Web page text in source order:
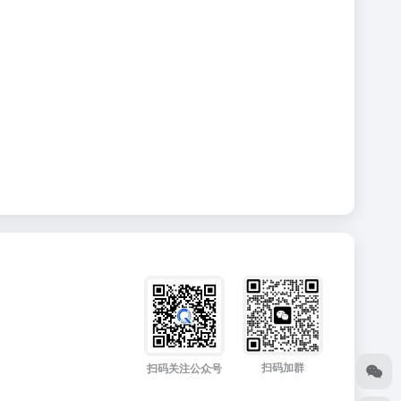
扫码关注公众号 扫码加群